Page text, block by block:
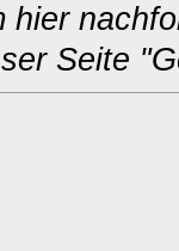
hier
Seite